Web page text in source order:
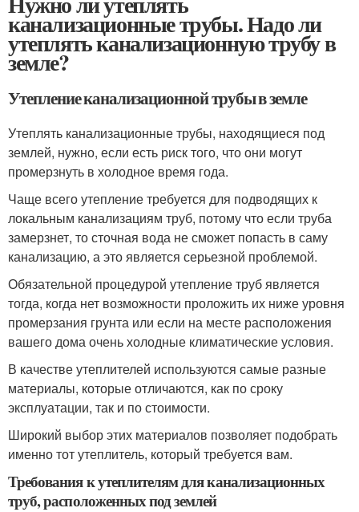
канализационные трубы. Надо ли
утеплять канализационную трубу в
земле?
Утепление канализационной трубы в земле
Утеплять канализационные трубы, находящиеся под
землей, нужно, если есть риск того, что они могут
промерзнуть в холодное время года.
Чаще всего утепление требуется для подводящих к
локальным канализациям труб, потому что если труба
замерзнет, то сточная вода не сможет попасть в саму
канализацию, а это является серьезной проблемой.
Обязательной процедурой утепление труб является
тогда, когда нет возможности проложить их ниже уровня
промерзания грунта или если на месте расположения
вашего дома очень холодные климатические условия.
В качестве утеплителей используются самые разные
материалы, которые отличаются, как по сроку
эксплуатации, так и по стоимости.
Широкий выбор этих материалов позволяет подобрать
именно тот утеплитель, который требуется вам.
Требования к утеплителям для канализационных
труб, расположенных под землей